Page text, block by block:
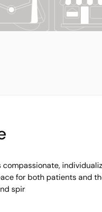
for both patients and
spir